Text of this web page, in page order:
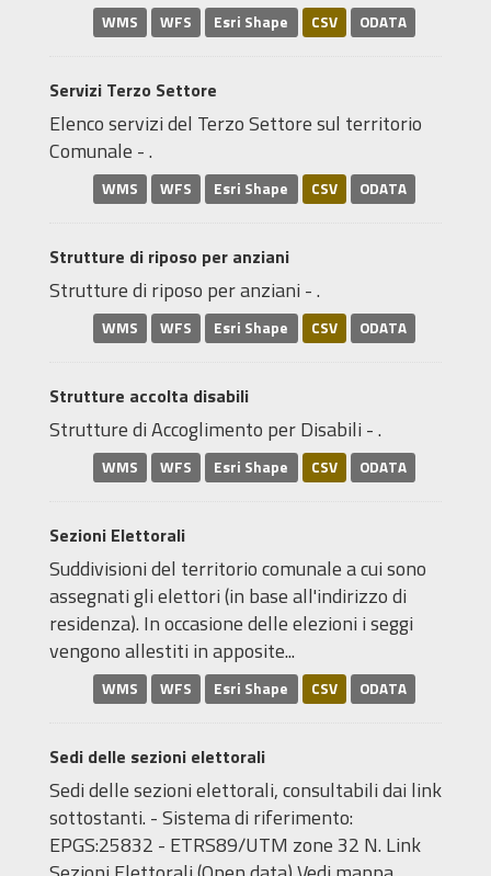
WMS WFS Esri Shape CSV ODATA
Servizi Terzo Settore
Elenco servizi del Terzo Settore sul territorio
Comunale - .
WMS WFS Esri Shape CSV ODATA
Strutture di riposo per anziani
Strutture di riposo per anziani - .
WMS WFS Esri Shape CSV ODATA
Strutture accolta disabili
Strutture di Accoglimento per Disabili - .
WMS WFS Esri Shape CSV ODATA
Sezioni Elettorali
Suddivisioni del territorio comunale a cui sono
assegnati gli elettori (in base all'indirizzo di
residenza). In occasione delle elezioni i seggi
vengono allestiti in apposite...
WMS WFS Esri Shape CSV ODATA
Sedi delle sezioni elettorali
Sedi delle sezioni elettorali, consultabili dai link
sottostanti. - Sistema di riferimento:
EPGS:25832 - ETRS89/UTM zone 32 N. Link